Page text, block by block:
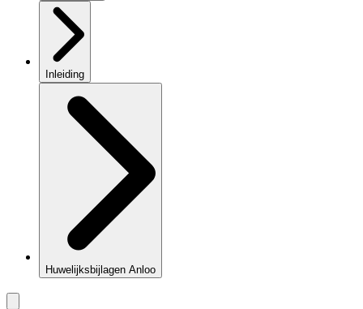
Inleiding
Huwelijksbijlagen Anloo